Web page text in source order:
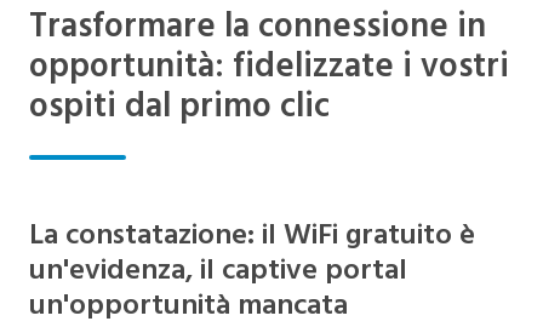
Trasformare la connessione in
opportunità: fidelizzate i vostri
ospiti dal primo clic
La constatazione: il WiFi gratuito è
un'evidenza, il captive portal
un'opportunità mancata